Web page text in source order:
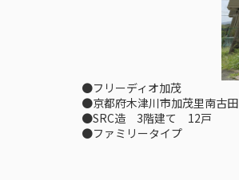
●フリーディオ加茂
●京都府木津川市加茂里南古田
●SRC造 3階建て 12戸
●ファミリータイプ